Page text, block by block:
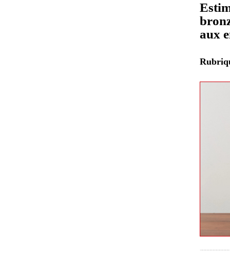
aux